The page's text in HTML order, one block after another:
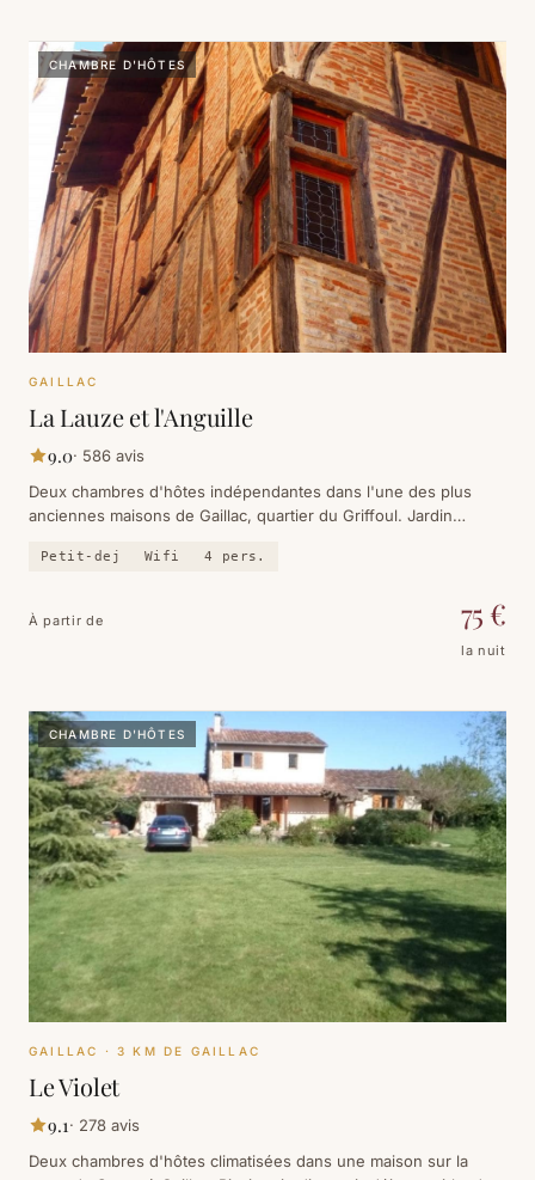
CHAMBRE D'HÔTES
GAILLAC
La Lauze et l'Anguille
9.0· 586 avis
Deux chambres d'hôtes indépendantes dans l'une des plus
anciennes maisons de Gaillac, quartier du Griffoul. Jardin
mètres.
Petit-dej Wifi 4 pers.
À partir de 75 €
la nuit
CHAMBRE D'HÔTES
GAILLAC · 3 KM DE GAILLAC
Le Violet
9.1· 278 avis
Deux chambres d'hôtes climatisées dans une maison sur la